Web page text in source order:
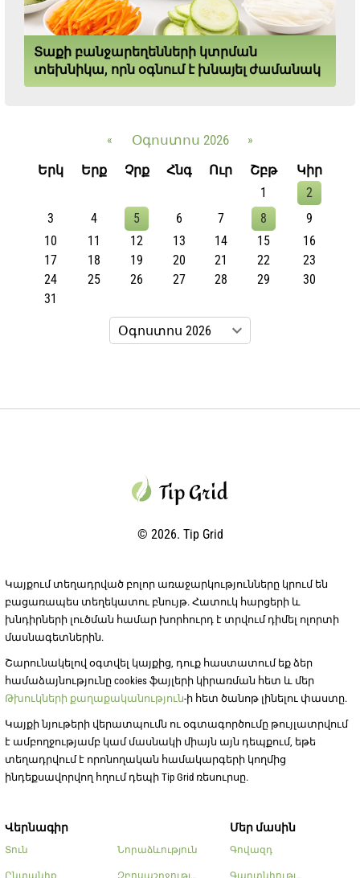
Տաքի բանջարեղենների կտրման
տեխնիկա, որն օգնում է խնայել ժամանակ
« Օգոստոս 2026
»
Երկ
Երք Չրք Հնգ Ուր Շբթ
Կիր
1
2
3
4 5 6 7 8
9
10
11 12 13 14 15
16
17
18 19 20 21 22
23
24
25 26 27 28 29
30
31
© 2026. Tip Grid
Վերնագիր
Տուն
Ընտանիք
Նորաձևություն
Զբոսաշրջություն
Մեր մասին
Գովազդ
Գաղտնիության
Կայքում տեղադրված բոլոր առաջարկությունները կրում են
բացառապես տեղեկատու բնույթ. Հատուկ հարցերի և
խնդիրների լուծման համար խորհուրդ է տրվում դիմել ոլորտի
մասնագետներին.
Շարունակելով օգտվել կայքից, դուք հաստատում եք ձեր
համաձայնությունը cookies ֆայլերի կիրառման հետ և մեր
Թխուկների քաղաքականություն-ի հետ ծանոթ լինելու փաստը.
Կայքի նյութերի վերատպումն ու օգտագործումը թույլատրվում
է ամբողջությամբ կամ մասնակի միայն այն դեպքում, եթե
տեղադրվում է որոնողական համակարգերի կողմից
ինդեքսավորվող հղում դեպի Tip Grid ռեսուրսը.